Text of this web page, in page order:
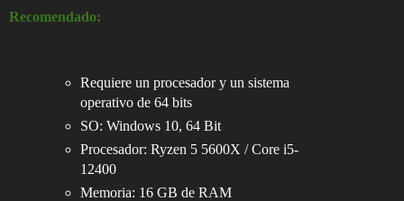
Recomendado:
Requiere un procesador y un sistema
operativo de 64 bits
SO: Windows 10, 64 Bit
Procesador: Ryzen 5 5600X / Core i5-
12400
Memoria: 16 GB de RAM